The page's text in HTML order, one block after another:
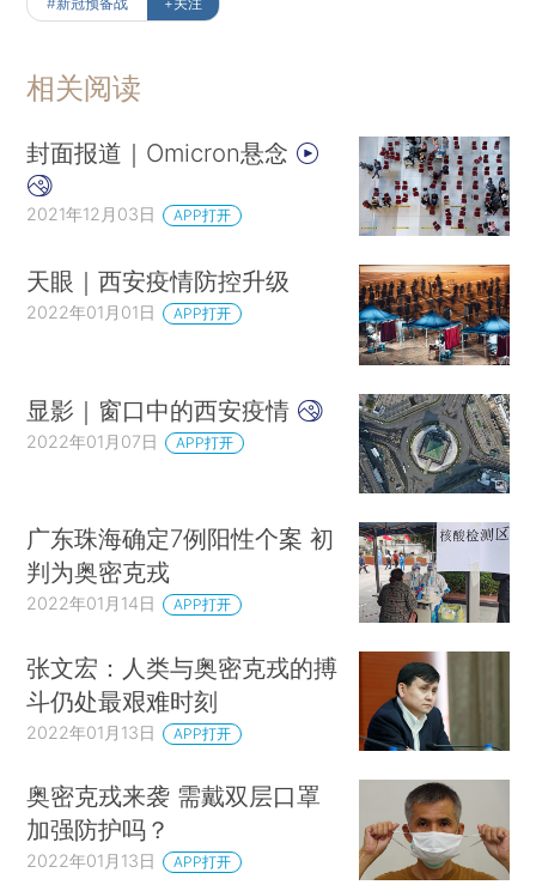
相关阅读
封面报道｜Omicron悬念
2021年12月03日 APP打开
天眼｜西安疫情防控升级
2022年01月01日 APP打开
显影｜窗口中的西安疫情
2022年01月07日 APP打开
广东珠海确定7例阳性个案 初
判为奥密克戎
2022年01月14日 APP打开
张文宏：人类与奥密克戎的搏
斗仍处最艰难时刻
2022年01月13日 APP打开
奥密克戎来袭 需戴双层口罩
加强防护吗？
2022年01月13日 APP打开